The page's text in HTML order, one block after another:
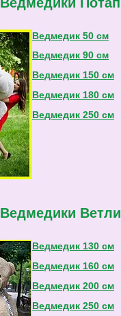
Ведмедик 50 см
Ведмедик 90 см
Ведмедик 150 см
Ведмедик 180 см
Ведмедик 250 см
Ведмедики Ветли
Ведмедик 130 см
Ведмедик 160 см
Ведмедик 200 см
Ведмедик 250 см